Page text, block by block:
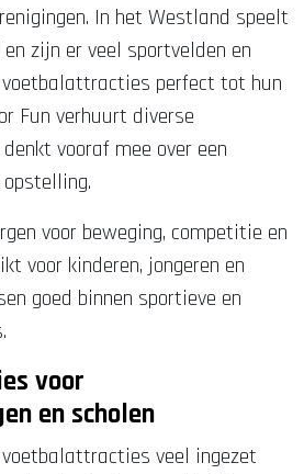
In het Westland speelt
zijn er veel sportvelden en
perfect tot hun
Fun verhuurt diverse
vooraf mee over een
voor beweging, competitie en
voor kinderen, jongeren en
goed binnen sportieve en
voor
en scholen
veel ingezet